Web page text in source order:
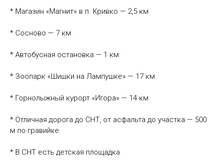
* Магазин «Магнит» в п. Кривко — 2,5 км
* Сосново — 7 км
* Автобусная остановка — 1 км
* Зоопарк «Шишки на Лампушке» — 17 км
* Горнолыжный курорт «Игора» — 14 км
* Отличная дорога до СНТ, от асфальта до участка — 500
м по гравийке.
* В СНТ есть детская площадка